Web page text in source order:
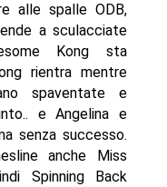
alle spalle ODB,
a sculacciate
Kong sta
rientra mentre
spaventate e
e Angelina e
senza successo.
anche Miss
Spinning Back